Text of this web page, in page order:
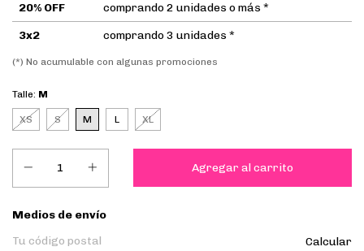
20% OFF
comprando 2 unidades o más *
3x2
comprando 3 unidades *
(*) No acumulable con algunas promociones
Talle: M
XS S M L XL
Entregas para el CP:
Medios de envío
Calcular